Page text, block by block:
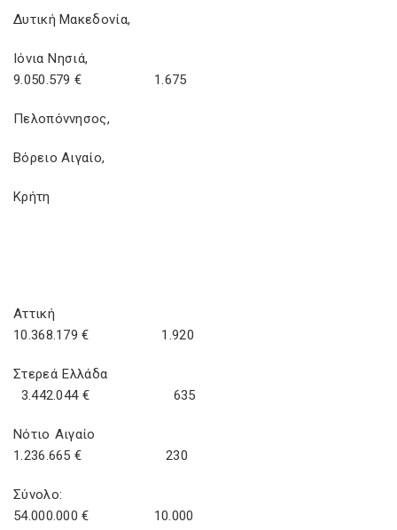
Δυτική Μακεδονία,
Ιόνια Νησιά,
9.050.579 € 1.675
Πελοπόννησος,
Βόρειο Αιγαίο,
Κρήτη
Αττική
10.368.179 € 1.920
Στερεά Ελλάδα
3.442.044 € 635
Νότιο Αιγαίο
1.236.665 € 230
Σύνολο:
54.000.000 € 10.000